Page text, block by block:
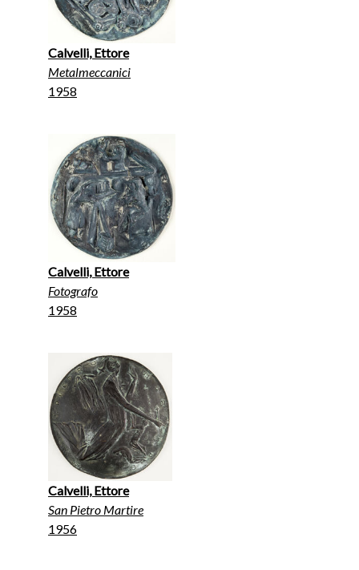
Calvelli, Ettore
Metalmeccanici
1958
Calvelli, Ettore
Fotografo
1958
Calvelli, Ettore
San Pietro Martire
1956